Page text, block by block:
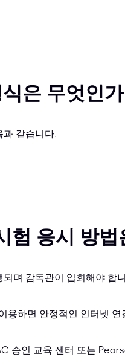
은 무엇인
과 같습니다.
험 응시 방
며 감독관이 입회해야 합
용하면 안정적인 인터넷
승인 교육 센터 또는